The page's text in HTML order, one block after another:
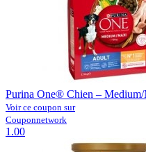
Purina One® Chien –
Voir ce coupon sur
Couponnetwork
1.00